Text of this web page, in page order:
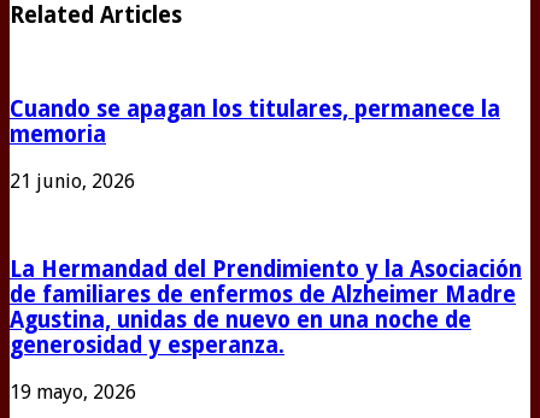
Related Articles
Cuando se apagan los titulares, permanece la
memoria
21 junio, 2026
La Hermandad del Prendimiento y la Asociación
de familiares de enfermos de Alzheimer Madre
Agustina, unidas de nuevo en una noche de
generosidad y esperanza.
19 mayo, 2026